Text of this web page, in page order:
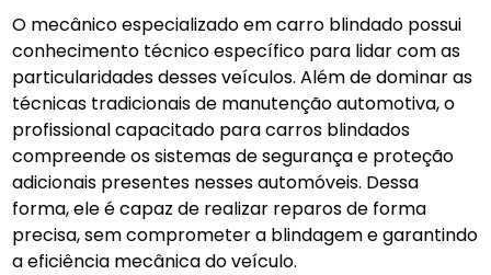
O mecânico especializado em carro blindado possui
conhecimento técnico específico para lidar com as
particularidades desses veículos. Além de dominar as
técnicas tradicionais de manutenção automotiva, o
profissional capacitado para carros blindados
compreende os sistemas de segurança e proteção
adicionais presentes nesses automóveis. Dessa
forma, ele é capaz de realizar reparos de forma
precisa, sem comprometer a blindagem e garantindo
a eficiência mecânica do veículo.